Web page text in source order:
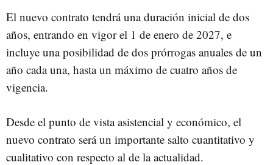
El nuevo contrato tendrá una duración inicial de dos
años, entrando en vigor el 1 de enero de 2027, e
incluye una posibilidad de dos prórrogas anuales de un
año cada una, hasta un máximo de cuatro años de
vigencia.
Desde el punto de vista asistencial y económico, el
nuevo contrato será un importante salto cuantitativo y
cualitativo con respecto al de la actualidad.